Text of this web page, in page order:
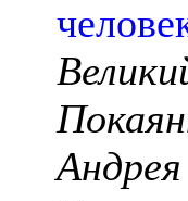
Андрея